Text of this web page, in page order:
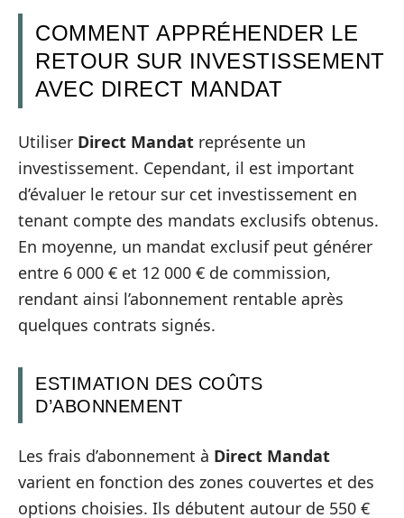
COMMENT APPRÉHENDER LE
RETOUR SUR INVESTISSEMENT
AVEC DIRECT MANDAT
Utiliser Direct Mandat représente un
investissement. Cependant, il est important
d’évaluer le retour sur cet investissement en
tenant compte des mandats exclusifs obtenus.
En moyenne, un mandat exclusif peut générer
entre 6 000 € et 12 000 € de commission,
rendant ainsi l’abonnement rentable après
quelques contrats signés.
ESTIMATION DES COÛTS
D’ABONNEMENT
Les frais d’abonnement à Direct Mandat
varient en fonction des zones couvertes et des
options choisies. Ils débutent autour de 550 €